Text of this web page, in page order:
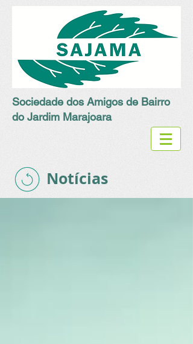
Sociedade dos Amigos de Bairro
do Jardim Marajoara
Notícias